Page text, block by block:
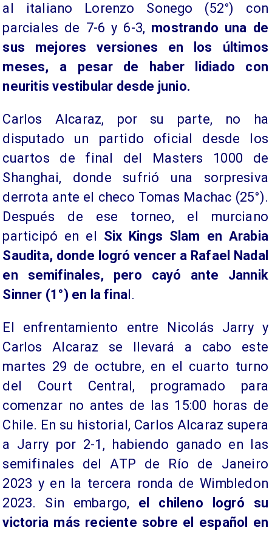
al italiano Lorenzo Sonego (52°) con
parciales de 7-6 y 6-3, mostrando una de
sus mejores versiones en los últimos
meses, a pesar de haber lidiado con
neuritis vestibular desde junio.
Carlos Alcaraz, por su parte, no ha
disputado un partido oficial desde los
cuartos de final del Masters 1000 de
Shanghai, donde sufrió una sorpresiva
derrota ante el checo Tomas Machac (25°).
Después de ese torneo, el murciano
participó en el Six Kings Slam en Arabia
Saudita, donde logró vencer a Rafael Nadal
en semifinales, pero cayó ante Jannik
Sinner (1°) en la final.
El enfrentamiento entre Nicolás Jarry y
Carlos Alcaraz se llevará a cabo este
martes 29 de octubre, en el cuarto turno
del Court Central, programado para
comenzar no antes de las 15:00 horas de
Chile. En su historial, Carlos Alcaraz supera
a Jarry por 2-1, habiendo ganado en las
semifinales del ATP de Río de Janeiro
2023 y en la tercera ronda de Wimbledon
2023. Sin embargo, el chileno logró su
victoria más reciente sobre el español en